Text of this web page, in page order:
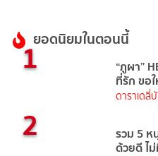
ยอดนิยมในตอนนี้
1 “ภูผา”
ที่รัก ขอ
ดาราเดลี่
2 รวม 5 ห
ด้วยดี ไ